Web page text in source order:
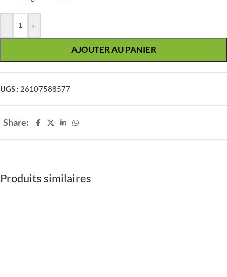
- +
AJOUTER AU PANIER
UGS : 26107588577
Share:
Produits similaires